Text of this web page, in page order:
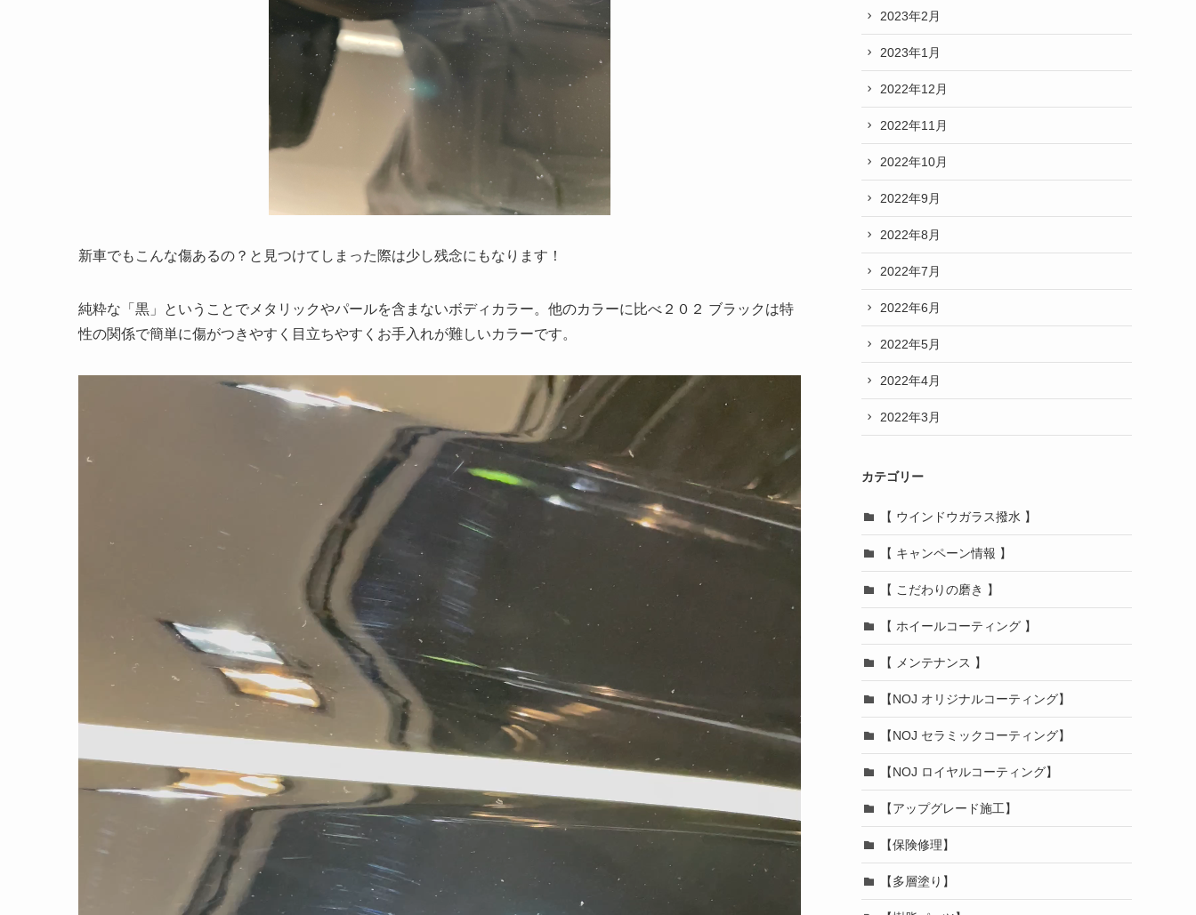
新車でもこんな傷あるの？と見つけてしまった際は少し残念にもなります！
純粋な「黒」ということでメタリックやパールを含まないボディカラー。他のカラーに比べ２０２ ブラックは特
性の関係で簡単に傷がつきやすく目立ちやすくお手入れが難しいカラーです。
2023年2月
2023年1月
2022年12月
2022年11月
2022年10月
2022年9月
2022年8月
2022年7月
2022年6月
2022年5月
2022年4月
2022年3月
カテゴリー
【 ウインドウガラス撥水 】
【 キャンペーン情報 】
【 こだわりの磨き 】
【 ホイールコーティング 】
【 メンテナンス 】
【NOJ オリジナルコーティング】
【NOJ セラミックコーティング】
【NOJ ロイヤルコーティング】
【アップグレード施工】
【保険修理】
【多層塗り】